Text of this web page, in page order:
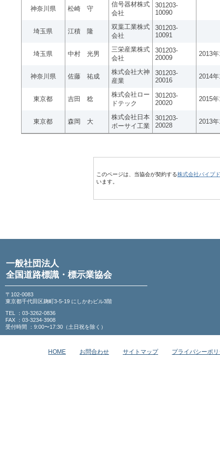
神奈川県 松崎 守
信号器材株式
会社
301203-
10090
埼玉県 江積 隆
双葉工業株式
会社
301203-
10091
埼玉県 中村 光男
三栄産業株式
会社
301203-
20009
2013
神奈川県 佐藤 祐成
株式会社大神
産業
301203-
20016
2014
東京都 吉田 稔
株式会社ロー
ドテック
301203-
20020
2015
東京都 森岡 大
株式会社日本
ボーサイ工業
301203-
20028
2013
このページは、当協会が契約する株式会社パイプ
います。
一般社団法人
全国道路標識・標示業協会
〒102-0083
東京都千代田区麹町3-5-19 にしかわビル3階
TEL ：03-3262-0836
FAX ：03-3234-3908
受付時間 ：9:00〜17:30（土日祝を除く）
HOME お問合わせ サイトマップ プライバシーポ